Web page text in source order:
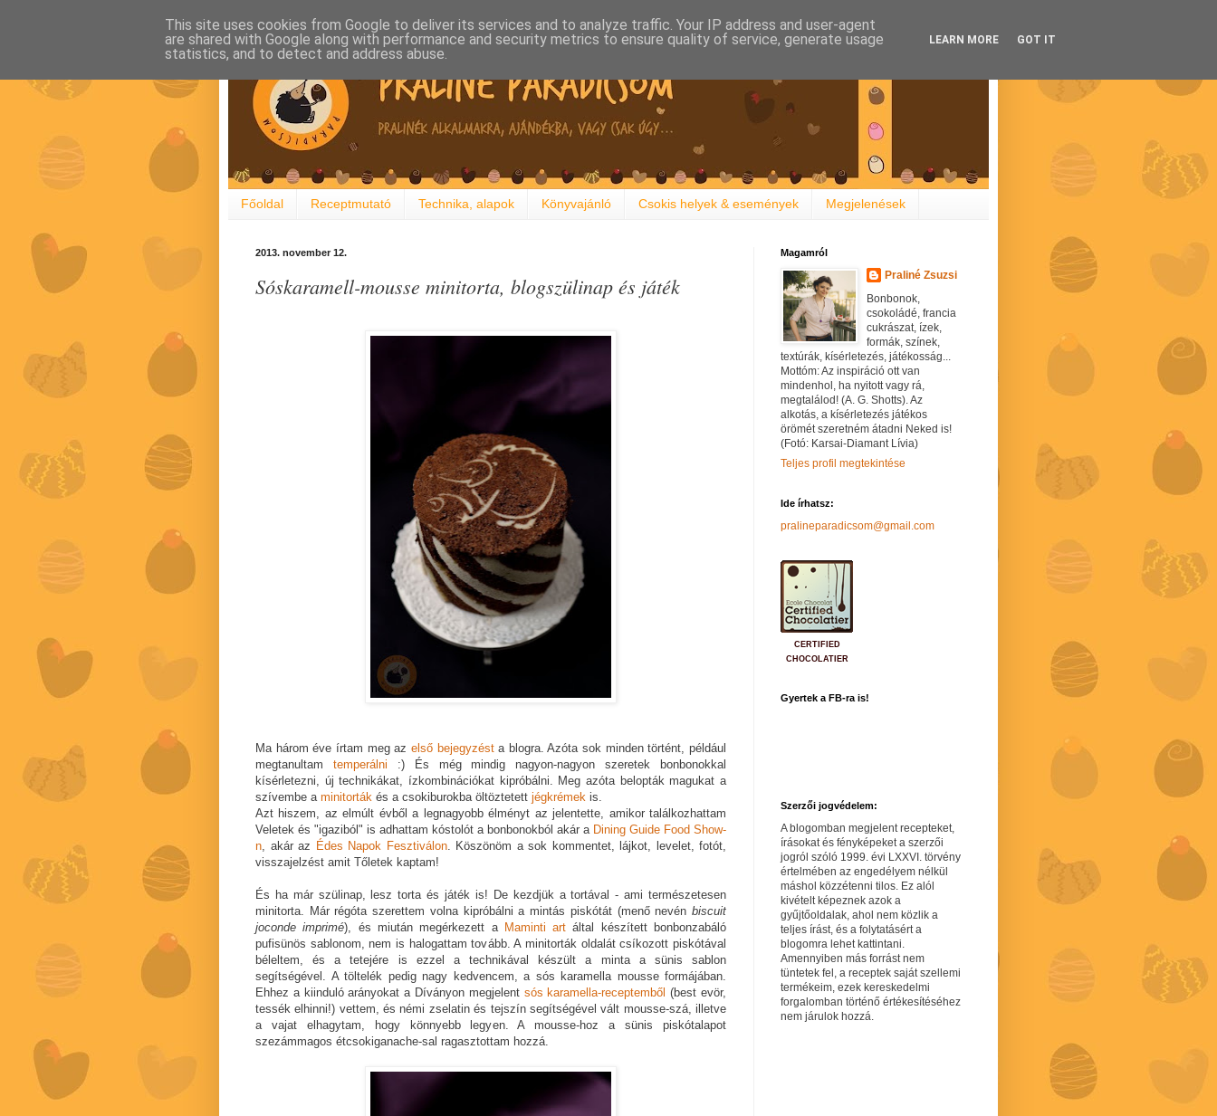
Főoldal Receptmutató Technika, alapok Könyvajánló Csokis helyek & események Megjelenések
2013. november 12.
Sóskaramell-mousse minitorta, blogszülinap és játék
Ma három éve írtam meg az első bejegyzésta blogra. Azóta sok minden történt, például
megtanultam temperálni :) És még mindig nagyon-nagyon szeretek bonbonokkal
kísérletezni, új technikákat, ízkombinációkat kipróbálni. Meg azóta belopták magukat a
szívembe a minitorták és a csokiburokba öltöztetett jégkrémek is.
Azt hiszem, az elmúlt évből a legnagyobb élményt az jelentette, amikor találkozhattam
Veletek és "igaziból" is adhattam kóstolót a bonbonokból akár a Dining Guide Food Show-
n, akár az Édes Napok Fesztiválon. Köszönöm a sok kommentet, lájkot, levelet, fotót,
visszajelzést amit Tőletek kaptam!
És ha már szülinap, lesz torta és játék is! De kezdjük a tortával - ami természetesen
minitorta. Már régóta szerettem volna kipróbálni a mintás piskótát (menő nevén biscuit
joconde imprimé), és miután megérkezett a Maminti art által készített bonbonzabáló
pufisünös sablonom, nem is halogattam tovább. A minitorták oldalát csíkozott piskótával
béleltem, és a tetejére is ezzel a technikával készült a minta a sünis sablon
segítségével. A töltelék pedig nagy kedvencem, a sós karamella mousse formájában.
Ehhez a kiinduló arányokat a Díványon megjelent sós karamella-receptemből (best evör,
tessék elhinni!) vettem, és némi zselatin és tejszín segítségével vált mousse-szá, illetve
a vajat elhagytam, hogy könnyebb legyen. A mousse-hoz a sünis piskótalapot
szezámmagos étcsokiganache-sal ragasztottam hozzá.
Magamról
Praliné Zsuzsi
Bonbonok,
csokoládé, francia
cukrászat, ízek,
formák, színek,
textúrák, kísérletezés, játékosság...
Mottóm: Az inspiráció ott van
mindenhol, ha nyitott vagy rá,
megtalálod! (A. G. Shotts). Az
alkotás, a kísérletezés játékos
örömét szeretném átadni Neked is!
(Fotó: Karsai-Diamant Lívia)
Teljes profil megtekintése
Ide írhatsz:
pralineparadicsom@gmail.com
CERTIFIED
CHOCOLATIER
Gyertek a FB-ra is!
Szerzői jogvédelem:
A blogomban megjelent recepteket,
írásokat és fényképeket a szerzői
jogról szóló 1999. évi LXXVI. törvény
értelmében az engedélyem nélkül
máshol közzétenni tilos. Ez alól
kivételt képeznek azok a
gyűjtőoldalak, ahol nem közlik a
teljes írást, és a folytatásért a
blogomra lehet kattintani.
Amennyiben más forrást nem
tüntetek fel, a receptek saját szellemi
termékeim, ezek kereskedelmi
forgalomban történő értékesítéséhez
nem járulok hozzá.
This site uses cookies from Google to deliver its services and to analyze traffic. Your IP address and user-agent
are shared with Google along with performance and security metrics to ensure quality of service, generate usage
statistics, and to detect and address abuse.
LEARN MORE GOT IT